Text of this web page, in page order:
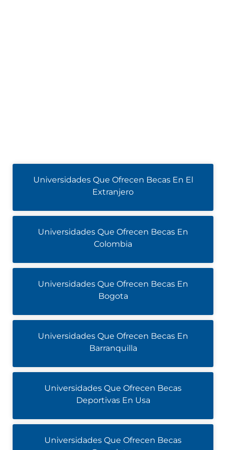
Universidades Que Ofrecen Becas En El
Extranjero
Universidades Que Ofrecen Becas En
Colombia
Universidades Que Ofrecen Becas En
Bogota
Universidades Que Ofrecen Becas En
Barranquilla
Universidades Que Ofrecen Becas
Deportivas En Usa
Universidades Que Ofrecen Becas